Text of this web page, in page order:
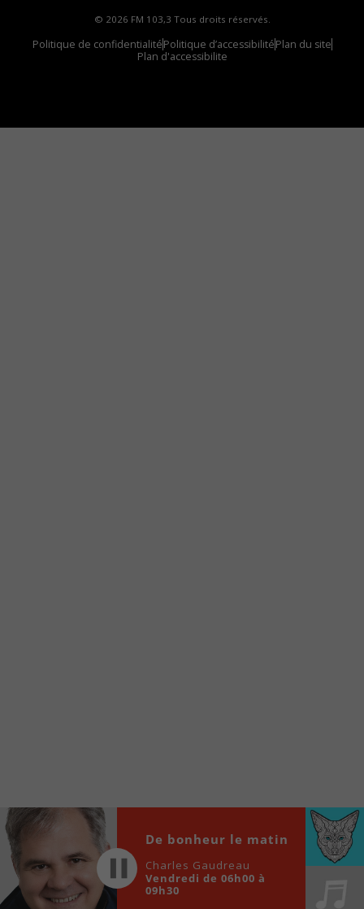
© 2026 FM 103,3 Tous droits réservés.
Politique de confidentialitéPolitique d’accessibilitéPlan du site
Plan d'accessibilite
locale vous sont maintenant accessibles en un clic!
Player
00:00
De bonheur le matin
Charles Gaudreau
Vendredi de 06h00 à
09h30